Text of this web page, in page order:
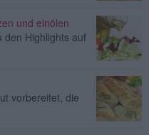
und einölen
den Highlights auf
vorbereitet, die